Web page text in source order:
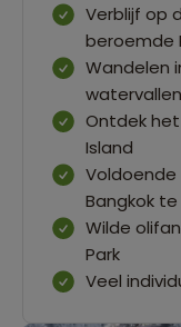
Verblijf op
beroemde
Wandelen
watervallen
Ontdek
Island
Bangkok
Wilde
Park
Veel